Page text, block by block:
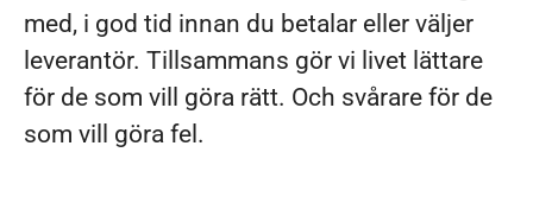
med, i god tid innan du betalar eller väljer
leverantör. Tillsammans gör vi livet lättare
för de som vill göra rätt. Och svårare för de
som vill göra fel.